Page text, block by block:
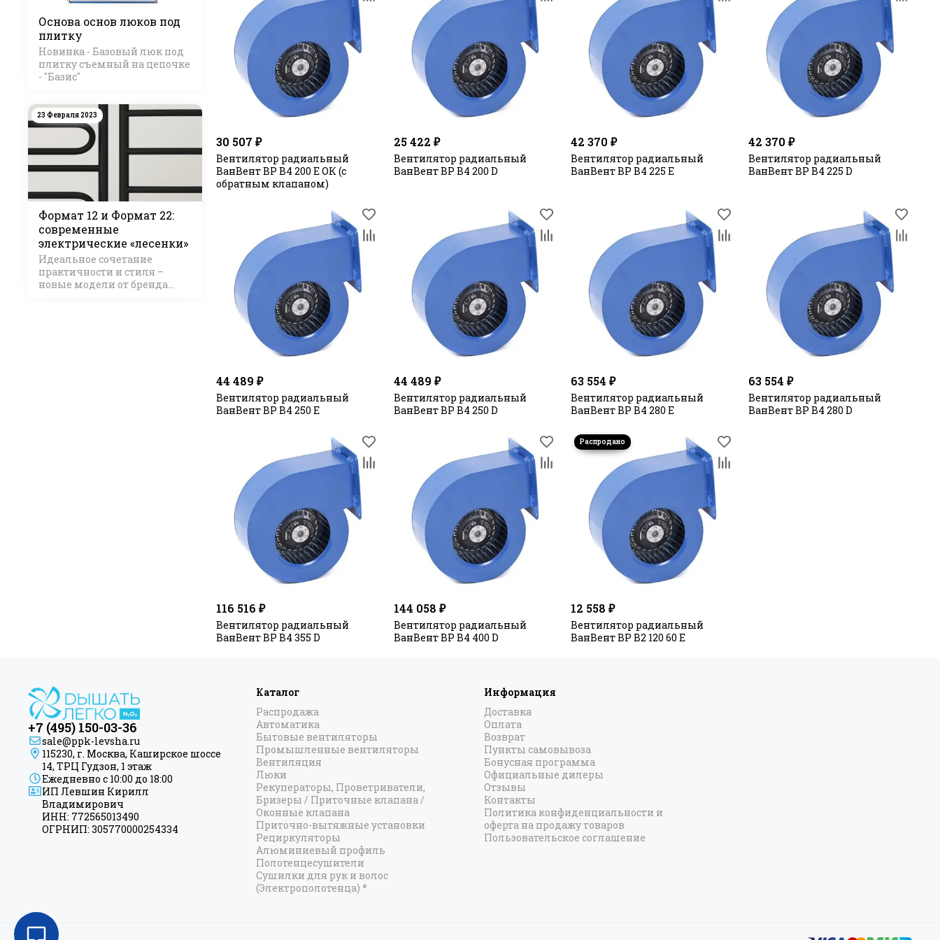
30 507 ₽
Вентилятор радиальный
ВанВент ВР В4 200 E ОК (с
обратным клапаном)
25 422 ₽
Вентилятор радиальный
ВанВент ВР В4 200 D
42 370 ₽
Вентилятор радиальный
ВанВент ВР В4 225 E
42 370 ₽
Вентилятор радиальный
ВанВент ВР В4 225 D
44 489 ₽
Вентилятор радиальный
ВанВент ВР В4 250 E
44 489 ₽
Вентилятор радиальный
ВанВент ВР В4 250 D
63 554 ₽
Вентилятор радиальный
ВанВент ВР В4 280 E
63 554 ₽
Вентилятор радиальный
ВанВент ВР В4 280 D
116 516 ₽
Вентилятор радиальный
ВанВент ВР В4 355 D
144 058 ₽
Вентилятор радиальный
ВанВент ВР В4 400 D
12 558 ₽
Вентилятор радиальный
ВанВент ВР В2 120 60 Е
Основа основ люков под
плитку
Новинка - Базовый люк под
плитку съемный на цепочке
- "Базис"
23 Февраля 2023
Формат 12 и Формат 22:
современные
электрические «лесенки»
Идеальное сочетание
практичности и стиля –
новые модели от бренда
+7 (495) 150-03-36
sale@ppk-levsha.ru
115230, г. Москва, Каширское шоссе
14, ТРЦ Гудзон, 1 этаж
Ежедневно с 10:00 до 18:00
ИП Левшин Кирилл
Владимирович
ИНН: 772565013490
ОГРНИП: 305770000254334
Каталог
Распродажа
Автоматика
Бытовые вентиляторы
Промышленные вентиляторы
Вентиляция
Люки
Рекуператоры, Проветриватели,
Бризеры / Приточные клапана /
Оконные клапана
Приточно-вытяжные установки
Рециркуляторы
Алюминиевый профиль
Полотенцесушители
Сушилки для рук и волос
(Электрополотенца) *
Информация
Доставка
Оплата
Возврат
Пункты самовывоза
Бонусная программа
Официальные дилеры
Отзывы
Контакты
Политика конфиденциальности и
оферта на продажу товаров
Пользовательское соглашение